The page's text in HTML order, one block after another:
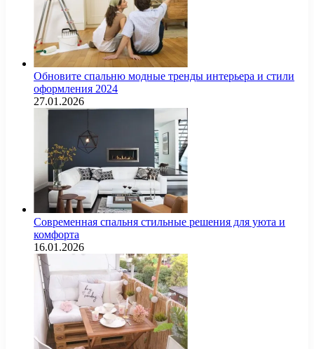
Обновите спальню модные тренды интерьера и стили
оформления 2024
27.01.2026
Современная спальня стильные решения для уюта и
комфорта
16.01.2026